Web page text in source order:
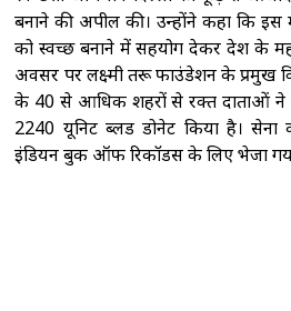
बनाने की अपील की। उन्होंने कहा कि इस
को स्वच्छ बनाने में सहयोग देकर देश के
अवसर पर लक्ष्मी तरू फाउंडेशन के प्रमुख
के 40 से आधिक शहरों से रक्त दाताओं ने
2240 यूनिट ब्लड डोनेट किया है।
इंडियन बुक ऑफ रिकॉर्डस के लिए भेजा